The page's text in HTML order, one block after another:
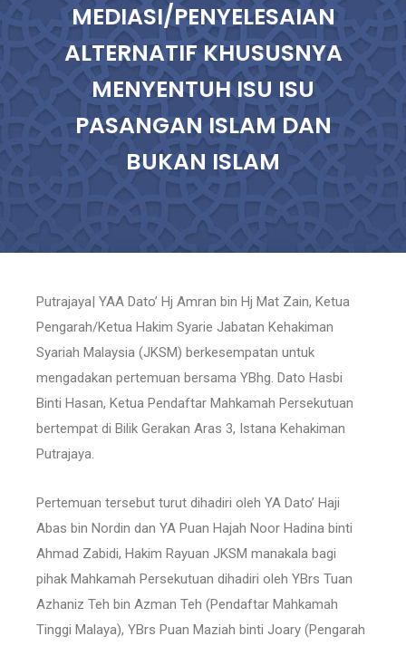
MEDIASI/PENYELESAIAN
ALTERNATIF KHUSUSNYA
MENYENTUH ISU ISU
PASANGAN ISLAM DAN
BUKAN ISLAM
Putrajaya| YAA Dato’ Hj Amran bin Hj Mat Zain, Ketua
Pengarah/Ketua Hakim Syarie Jabatan Kehakiman
Syariah Malaysia (JKSM) berkesempatan untuk
mengadakan pertemuan bersama YBhg. Dato Hasbi
Binti Hasan, Ketua Pendaftar Mahkamah Persekutuan
bertempat di Bilik Gerakan Aras 3, Istana Kehakiman
Putrajaya.
Pertemuan tersebut turut dihadiri oleh YA Dato’ Haji
Abas bin Nordin dan YA Puan Hajah Noor Hadina binti
Ahmad Zabidi, Hakim Rayuan JKSM manakala bagi
pihak Mahkamah Persekutuan dihadiri oleh YBrs Tuan
Azhaniz Teh bin Azman Teh (Pendaftar Mahkamah
Tinggi Malaya), YBrs Puan Maziah binti Joary (Pengarah